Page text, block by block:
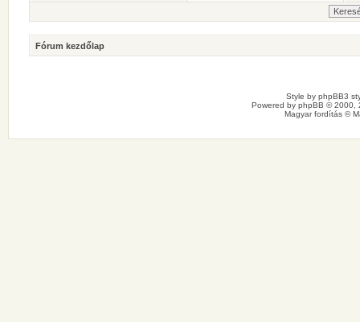
Fórum kezdőlap
Style by phpBB3
Powered by phpBB © 2000,
Magyar fordítás ©